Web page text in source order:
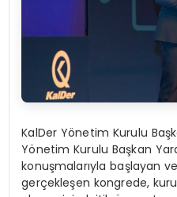
KalDer Yönetim Kurulu
Yönetim Kurulu Başkan
konuşmalarıyla başlayan
gerçekleşen kongrede,